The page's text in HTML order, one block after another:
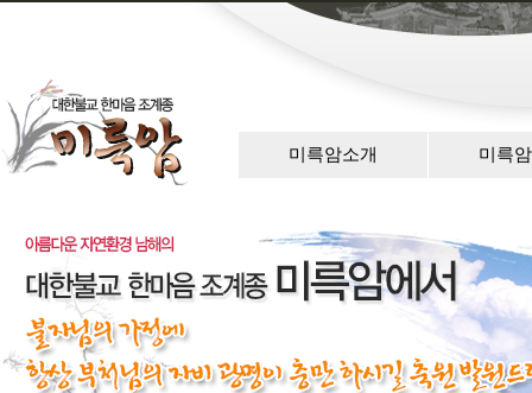
미륵암소개 미륵